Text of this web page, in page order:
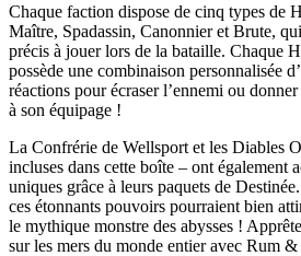
Chaque faction dispose de cinq types de
Maître, Spadassin, Canonnier et Brute,
précis à jouer lors de la bataille. Chaque
possède une combinaison personnalisée
réactions pour écraser l’ennemi ou
à son équipage !
La Confrérie de Wellsport et les Diables
incluses dans cette boîte – ont également
uniques grâce à leurs paquets de
ces étonnants pouvoirs pourraient bien
le mythique monstre des abysses !
sur les mers du monde entier avec Rum